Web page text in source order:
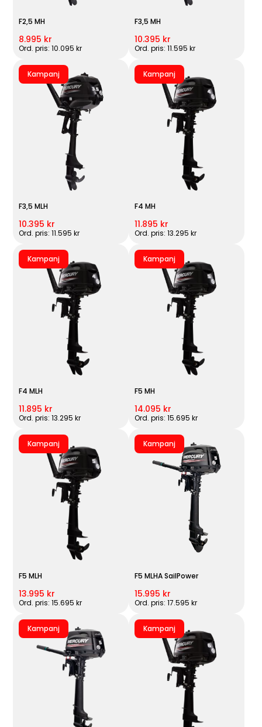
F2,5 MH
8.995 kr
Ord. pris: 10.095 kr
F3,5 MH
10.395 kr
Ord. pris: 11.595 kr
Kampanj
F3,5 MLH
10.395 kr
Ord. pris: 11.595 kr
Kampanj
F4 MH
11.895 kr
Ord. pris: 13.295 kr
Kampanj
F4 MLH
11.895 kr
Ord. pris: 13.295 kr
Kampanj
F5 MH
14.095 kr
Ord. pris: 15.695 kr
Kampanj
F5 MLH
13.995 kr
Ord. pris: 15.695 kr
Kampanj
F5 MLHA SailPower
15.995 kr
Ord. pris: 17.595 kr
Kampanj Kampanj